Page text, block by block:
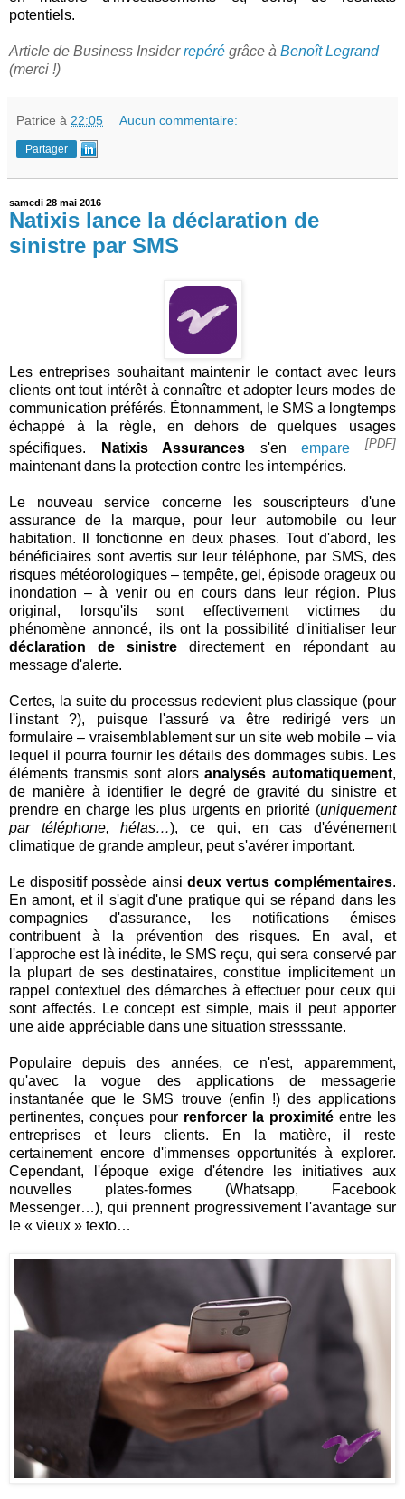
potentiels.
Article de Business Insiderrepéré grâce à Benoît Legrand
(merci !)
Patrice à 22:05 Aucun commentaire:
Partager
samedi 28 mai 2016
Natixis lance la déclaration de
sinistre par SMS
Les entreprises souhaitant maintenir le contact avec leurs
clients ont tout intérêt à connaître et adopter leurs modes de
communication préférés. Étonnamment, le SMS a longtemps
échappé à la règle, en dehors de quelques usages
spécifiques.
Natixis Assurances s'enempare [PDF]
maintenant dans la protection contre les intempéries.
Le nouveau service concerne les souscripteurs d'une
assurance de la marque, pour leur automobile ou leur
habitation. Il fonctionne en deux phases. Tout d'abord, les
bénéficiaires sont avertis sur leur téléphone, par SMS, des
risques météorologiques – tempête, gel, épisode orageux ou
inondation – à venir ou en cours dans leur région. Plus
original, lorsqu'ils sont effectivement victimes du
phénomène annoncé, ils ont la possibilité d'initialiser leur
déclaration de sinistredirectement en répondant au
message d'alerte.
Certes, la suite du processus redevient plus classique (pour
l'instant ?), puisque l'assuré va être redirigé vers un
formulaire – vraisemblablement sur un site web mobile – via
lequel il pourra fournir les détails des dommages subis. Les
éléments transmis sont alorsanalysés automatiquement,
de manière à identifier le degré de gravité du sinistre et
prendre en charge les plus urgents en priorité (uniquement
par téléphone, hélas…), ce qui, en cas d'événement
climatique de grande ampleur, peut s'avérer important.
Le dispositif possède ainsi deux vertus complémentaires.
En amont, et il s'agit d'une pratique qui se répand dans les
compagnies d'assurance, les notifications émises
contribuent à la prévention des risques. En aval, et
l'approche est là inédite, le SMS reçu, qui sera conservé par
la plupart de ses destinataires, constitue implicitement un
rappel contextuel des démarches à effectuer pour ceux qui
sont affectés. Le concept est simple, mais il peut apporter
une aide appréciable dans une situation stresssante.
Populaire depuis des années, ce n'est, apparemment,
qu'avec la vogue des applications de messagerie
instantanée que le SMS trouve (enfin !) des applications
pertinentes, conçues pour renforcer la proximité entre les
entreprises et leurs clients. En la matière, il reste
certainement encore d'immenses opportunités à explorer.
Cependant, l'époque exige d'étendre les initiatives aux
nouvelles plates-formes (Whatsapp, Facebook
Messenger…), qui prennent progressivement l'avantage sur
le « vieux » texto…